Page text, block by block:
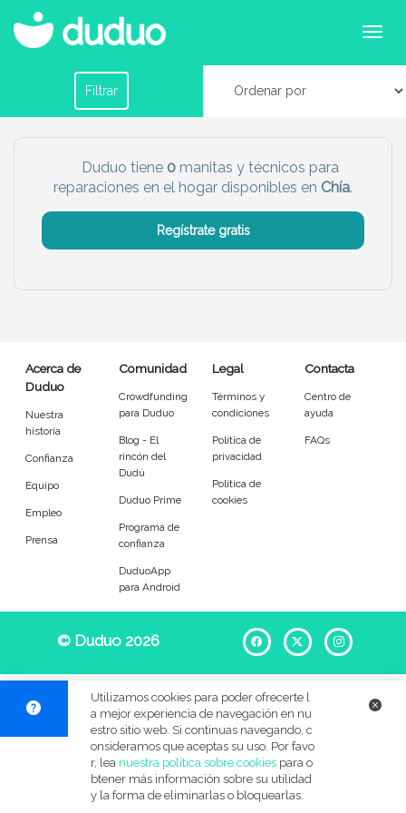
Servicios de manitas y reparaciones en Chía
Filtrar
Filtrar por horario
Chico Chica
Más servicio del dudú
Limpieza Manitas
Entrenador Asistente
Tipo de atención
Reparaciones del hogar Empleado de mantenimiento
Muebles Sustitución de cisternas
Grifos Cuadros
Accesorios generales Instalación eléctrica
Duduo tiene 0manitas y técnicos para
reparaciones en el hogar disponibles en Chía.
Regístrate gratis
Acerca de
Duduo
Nuestra
historia
Confianza
Equipo
Empleo
Prensa
Comunidad
Crowdfunding
para Duduo
Blog - El
rincón del
Dudú
Duduo Prime
Programa de
confianza
DuduoApp
para Android
Legal
Términos y
condiciones
Política de
privacidad
Política de
cookies
Contacta
Centro de
ayuda
FAQs
© Duduo 2026 Facebook
X
Utilizamos cookies para poder ofrecerte l
a mejor experiencia de navegación en nu
estro sitio web. Si continuas navegando, c
onsideramos que aceptas su uso. Por favo
r, lea nuestra política sobre cookiespara o
btener más información sobre su utilidad
y la forma de eliminarlas o bloquearlas.